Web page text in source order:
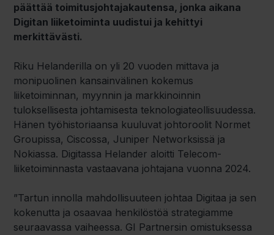
päättää toimitusjohtajakautensa, jonka aikana
Digitan liiketoiminta uudistui ja kehittyi
merkittävästi.
Riku Helanderilla on yli 20 vuoden mittava ja
monipuolinen kansainvälinen kokemus
liiketoiminnan, myynnin ja markkinoinnin
tuloksellisesta johtamisesta teknologiateollisuudessa.
Hänen työhistoriaansa kuuluvat johtoroolit Normet
Groupissa, Ciscossa, Juniper Networksissä ja
Nokiassa. Digitassa Helander aloitti Telecom-
liiketoiminnasta vastaavana johtajana vuonna 2024.
”Tartun innolla mahdollisuuteen johtaa Digitaa ja sen
kokenutta ja osaavaa henkilöstöä strategiamme
seuraavassa vaiheessa. GI Partnersin omistuksessa